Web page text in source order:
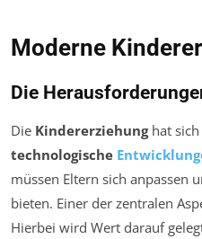
Moderne
Die
Die Kindererziehunghat sich
technologische
müssen Eltern sich anpassen
bieten. Einer der zentralen
Hierbei wird Wert darauf